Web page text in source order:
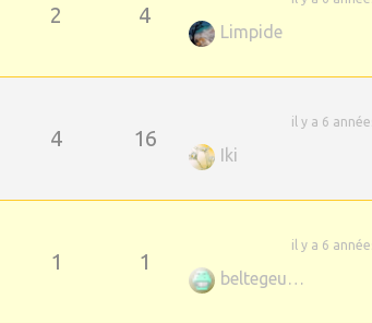
2 4
Limpide
4 16
il y a 6
Iki
1 1
il y a 6
beltegeuse-45